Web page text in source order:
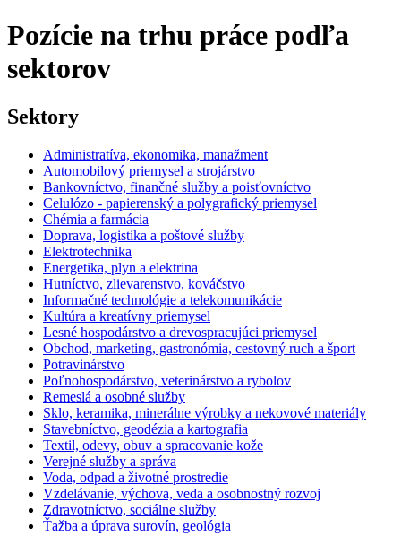
Pozície na trhu práce podľa
sektorov
Sektory
Administratíva, ekonomika, manažment
Automobilový priemysel a strojárstvo
Bankovníctvo, finančné služby a poisťovníctvo
Celulózo - papierenský a polygrafický priemysel
Chémia a farmácia
Doprava, logistika a poštové služby
Elektrotechnika
Energetika, plyn a elektrina
Hutníctvo, zlievarenstvo, kováčstvo
Informačné technológie a telekomunikácie
Kultúra a kreatívny priemysel
Lesné hospodárstvo a drevospracujúci priemysel
Obchod, marketing, gastronómia, cestovný ruch a šport
Potravinárstvo
Poľnohospodárstvo, veterinárstvo a rybolov
Remeslá a osobné služby
Sklo, keramika, minerálne výrobky a nekovové materiály
Stavebníctvo, geodézia a kartografia
Textil, odevy, obuv a spracovanie kože
Verejné služby a správa
Voda, odpad a životné prostredie
Vzdelávanie, výchova, veda a osobnostný rozvoj
Zdravotníctvo, sociálne služby
Ťažba a úprava surovín, geológia